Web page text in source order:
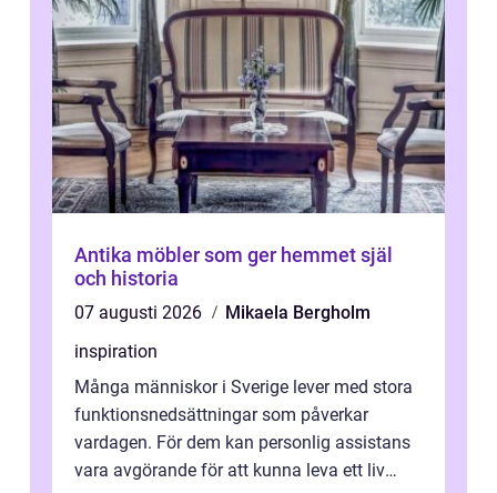
Antika möbler som ger hemmet själ
och historia
07 augusti 2026
Mikaela Bergholm
inspiration
Många människor i Sverige lever med stora
funktionsnedsättningar som påverkar
vardagen. För dem kan personlig assistans
vara avgörande för att kunna leva ett liv